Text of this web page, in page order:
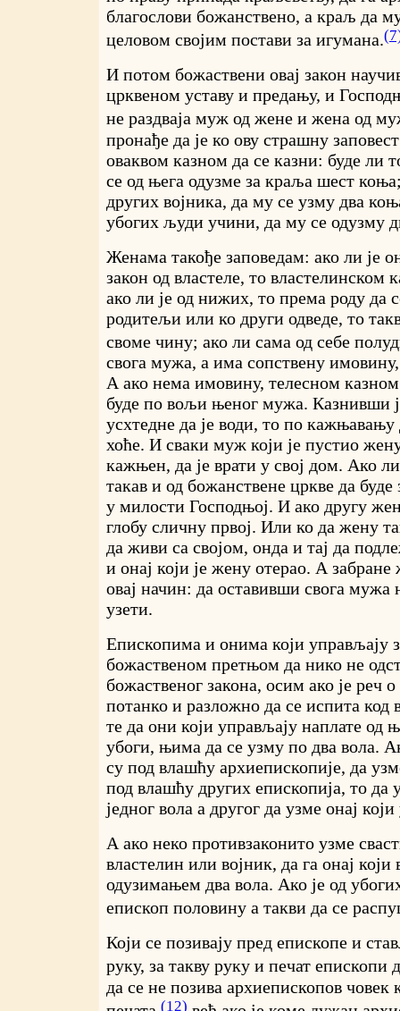
благослови божанствено, а краљ да
целовом својим постави за игумана.
И потом божаствени овај закон
црквеном уставу и предању, и
не раздваја муж од жене и жена од
пронађе да је ко ову страшну
оваквом казном да се казни: буде ли
се од њега одузме за краља шест
других војника, да му се узму два
убогих људи учини, да му се одузму
Женама такође заповедам: ако ли је
закон од властеле, то властелинском
ако ли је од нижих, то према роду да
родитељи или ко други одведе, то
своме чину; ако ли сама од себе
свога мужа, а има сопствену
А ако нема имовину, телесном
буде по вољи њеног мужа. Казнивши
усхтедне да је води, то по кажњавању
хоће. И сваки муж који је пустио
кажњен, да је врати у свој дом. Ако
такав и од божанствене цркве да буде
у милости Господњој. И ако другу
глобу сличну првој. Или ко да жену
да живи са својом, онда и тај да
и онај који је жену отерао. А
овај начин: да оставивши свога мужа
узети.
Епископима и онима који управљају
божаственом претњом да нико не
божаственог закона, осим ако је реч
потанко и разложно да се испита код
те да они који управљају наплате од
убоги, њима да се узму по два вола.
су под влашћу архиепископије, да
под влашћу других епископија, то да
једног вола а другог да узме онај
А ако неко противзаконито узме
властелин или војник, да га онај који
одузимањем два вола. Ако је од
епископ половину а такви да се
Који се позивају пред епископе и
руку, за такву руку и печат епископи
да се не позива архиепископов човек
(12)